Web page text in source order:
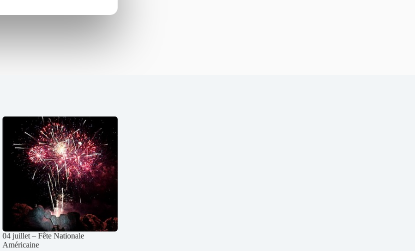
04 juillet – Fête Nationale
Américaine